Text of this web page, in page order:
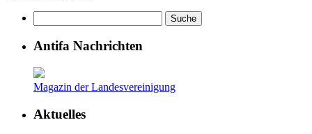
Antifa Nachrichten
Magazin der Landesvereinigung
Aktuelles